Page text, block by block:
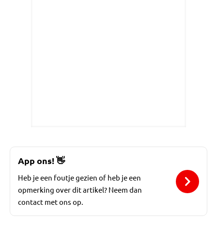
App ons!👋
Heb je een foutje gezien of heb je een
opmerking over dit artikel? Neem dan
contact met ons op.